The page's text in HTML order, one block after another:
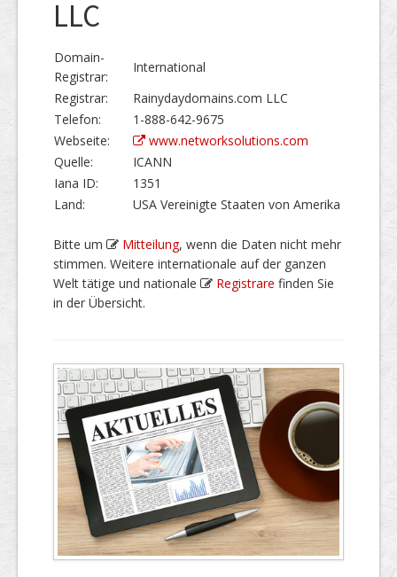
LLC
Domain-
Registrar:
International
Registrar:
Rainydaydomains.com LLC
Telefon:
1-888-642-9675
Webseite:
www.networksolutions.com
Quelle:
ICANN
Iana ID:
1351
Land:
USA Vereinigte Staaten von Amerika
Bitte um Mitteilung, wenn die Daten nicht mehr
stimmen. Weitere internationale auf der ganzen
Welt tätige und nationale
Registrare finden Sie
in der Übersicht.